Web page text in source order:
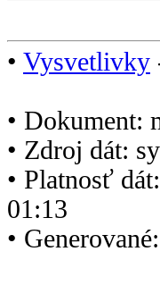
• Vysvetlivky
• Dokument:
• Zdroj dát:
• Platnosť
01:13
•